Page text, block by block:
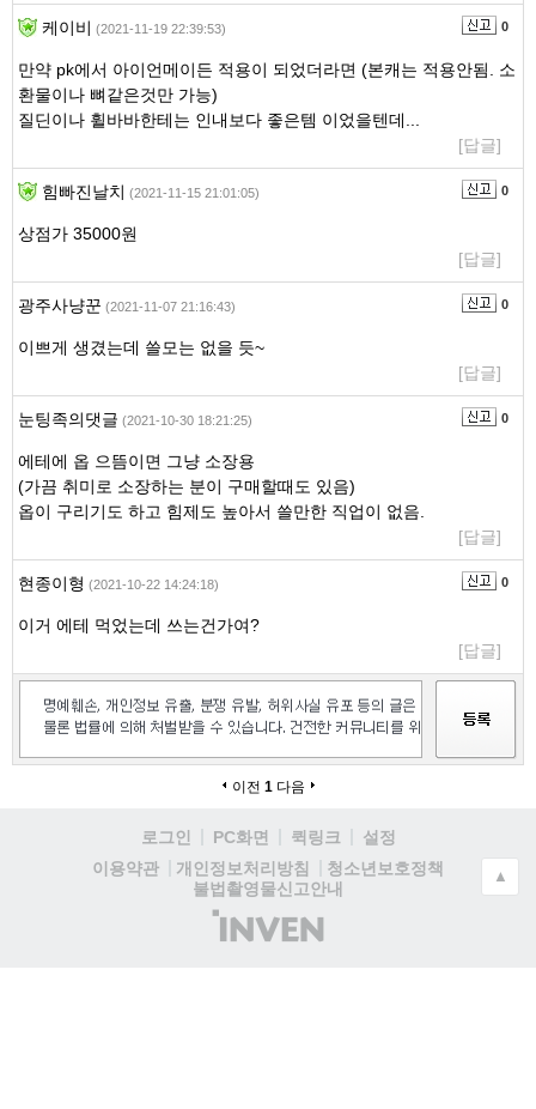
케이비 (2021-11-19 22:39:53) 0
만약 pk에서 아이언메이든 적용이 되었더라면 (본캐는 적용안됨. 소
환물이나 뼈같은것만 가능)
질딘이나 휠바바한테는 인내보다 좋은템 이었을텐데...
[답글]
힘빠진날치 (2021-11-15 21:01:05) 0
상점가 35000원
[답글]
광주사냥꾼 (2021-11-07 21:16:43) 0
이쁘게 생겼는데 쓸모는 없을 듯~
[답글]
눈팅족의댓글 (2021-10-30 18:21:25) 0
에테에 옵 으뜸이면 그냥 소장용
(가끔 취미로 소장하는 분이 구매할때도 있음)
옵이 구리기도 하고 힘제도 높아서 쓸만한 직업이 없음.
[답글]
현종이형 (2021-10-22 14:24:18) 0
이거 에테 먹었는데 쓰는건가여?
[답글]
이전 1 다음
로그인 PC화면 퀵링크
설정
이용약관
개인정보처리방침
청소년보호정책
불법촬영물신고안내
(주)
인
▲